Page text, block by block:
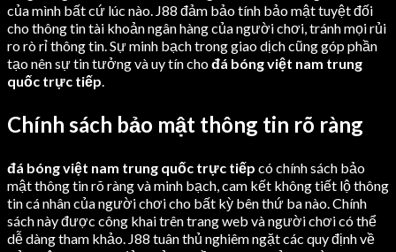
của mình bất cứ lúc nào. J88 đảm bảo tính bảo mật tuyệt đối
cho thông tin tài khoản ngân hàng của người chơi, tránh mọi rủi
ro rò rỉ thông tin. Sự minh bạch trong giao dịch cũng góp phần
tạo nên sự tin tưởng và uy tín chođá bóng việt nam trung
quốc trực tiếp.
Chính sách bảo mật thông tin rõ ràng
đá bóng việt nam trung quốc trực tiếp có chính sách bảo
mật thông tin rõ ràng và minh bạch, cam kết không tiết lộ thông
tin cá nhân của người chơi cho bất kỳ bên thứ ba nào. Chính
sách này được công khai trên trang web và người chơi có thể
dễ dàng tham khảo. J88 tuân thủ nghiêm ngặt các quy định về